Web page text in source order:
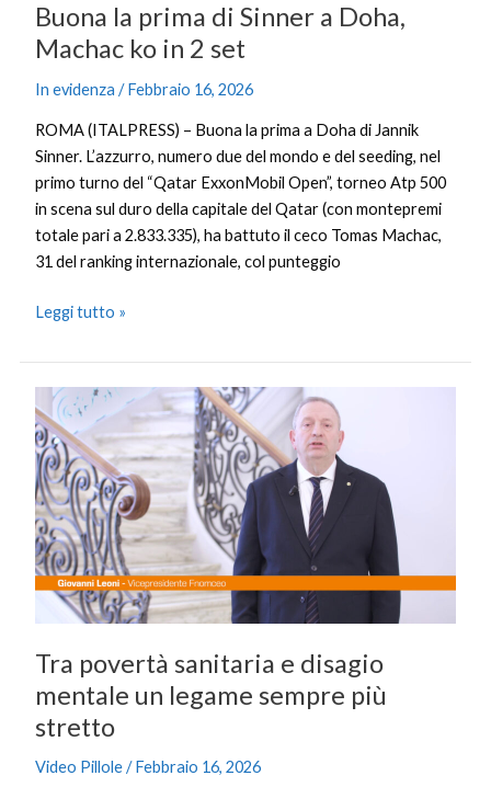
Buona la prima di Sinner a Doha,
Machac ko in 2 set
In evidenza /Febbraio 16, 2026
ROMA (ITALPRESS) – Buona la prima a Doha di Jannik
Sinner. L’azzurro, numero due del mondo e del seeding, nel
primo turno del “Qatar ExxonMobil Open”, torneo Atp 500
in scena sul duro della capitale del Qatar (con montepremi
totale pari a 2.833.335), ha battuto il ceco Tomas Machac,
31 del ranking internazionale, col punteggio
Leggi tutto »
Tra povertà sanitaria e disagio
mentale un legame sempre più
stretto
Video Pillole/Febbraio 16, 2026
Tra
povertà
sanitaria
e
disagio
mentale
un
legame
sempre
stretto